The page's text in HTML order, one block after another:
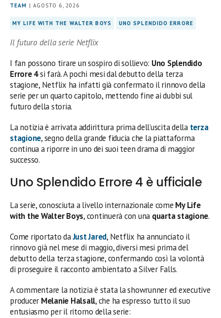
TEAM | AGOSTO 6, 2026
MY LIFE WITH THE WALTER BOYS UNO SPLENDIDO ERRORE
Il futuro della serie Netflix
I fan possono tirare un sospiro di sollievo: Uno Splendido
Errore 4si farà. A pochi mesi dal debutto della terza
stagione, Netflix ha infatti già confermato il rinnovo della
serie per un quarto capitolo, mettendo fine ai dubbi sul
futuro della storia.
La notizia è arrivata addirittura prima dell’uscita della terza
stagione, segno della grande fiducia che la piattaforma
continua a riporre in uno dei suoi teen drama di maggior
successo.
Uno Splendido Errore 4 è ufficiale
La serie, conosciuta a livello internazionale come My Life
with the Walter Boys, continuerà con una quarta stagione.
Come riportato daJust Jared, Netflix ha annunciato il
rinnovo già nel mese di maggio, diversi mesi prima del
debutto della terza stagione, confermando così la volontà
di proseguire il racconto ambientato a Silver Falls.
A commentare la notizia è stata la showrunner ed executive
producer Melanie Halsall, che ha espresso tutto il suo
entusiasmo per il ritorno della serie: